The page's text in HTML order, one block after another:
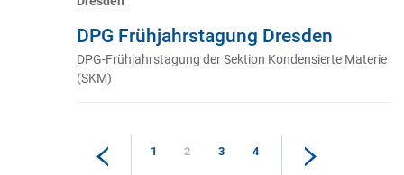
DPG Frühjahrstagung Dresden
DPG-Frühjahrstagung der Sektion Kondensierte Materie
(SKM)
1 2 3 4